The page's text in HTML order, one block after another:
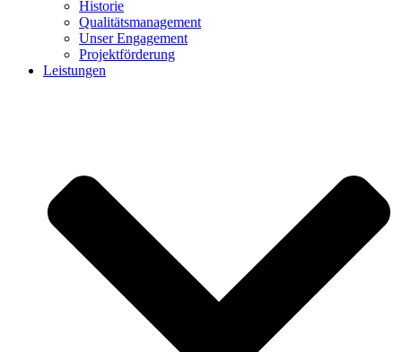
Historie
Qualitätsmanagement
Unser Engagement
Projektförderung
Leistungen